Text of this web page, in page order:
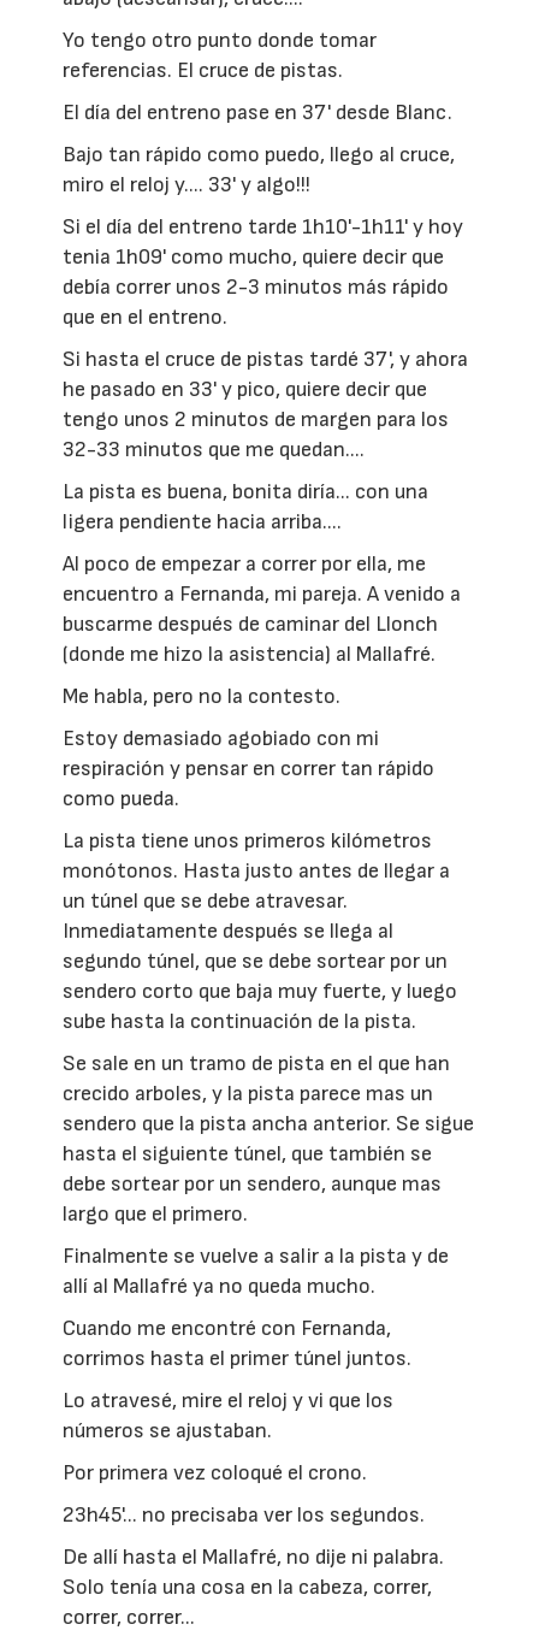
Yo tengo otro punto donde tomar
referencias. El cruce de pistas.
El día del entreno pase en 37' desde Blanc.
Bajo tan rápido como puedo, llego al cruce,
miro el reloj y.... 33' y algo!!!
Si el día del entreno tarde 1h10'-1h11' y hoy
tenia 1h09' como mucho, quiere decir que
debía correr unos 2-3 minutos más rápido
que en el entreno.
Si hasta el cruce de pistas tardé 37', y ahora
he pasado en 33' y pico, quiere decir que
tengo unos 2 minutos de margen para los
32-33 minutos que me quedan....
La pista es buena, bonita diría... con una
ligera pendiente hacia arriba....
Al poco de empezar a correr por ella, me
encuentro a Fernanda, mi pareja. A venido a
buscarme después de caminar del Llonch
(donde me hizo la asistencia) al Mallafré.
Me habla, pero no la contesto.
Estoy demasiado agobiado con mi
respiración y pensar en correr tan rápido
como pueda.
La pista tiene unos primeros kilómetros
monótonos. Hasta justo antes de llegar a
un túnel que se debe atravesar.
Inmediatamente después se llega al
segundo túnel, que se debe sortear por un
sendero corto que baja muy fuerte, y luego
sube hasta la continuación de la pista.
Se sale en un tramo de pista en el que han
crecido arboles, y la pista parece mas un
sendero que la pista ancha anterior. Se sigue
hasta el siguiente túnel, que también se
debe sortear por un sendero, aunque mas
largo que el primero.
Finalmente se vuelve a salir a la pista y de
allí al Mallafré ya no queda mucho.
Cuando me encontré con Fernanda,
corrimos hasta el primer túnel juntos.
Lo atravesé, mire el reloj y vi que los
números se ajustaban.
Por primera vez coloqué el crono.
23h45'... no precisaba ver los segundos.
De allí hasta el Mallafré, no dije ni palabra.
Solo tenía una cosa en la cabeza, correr,
correr, correr...